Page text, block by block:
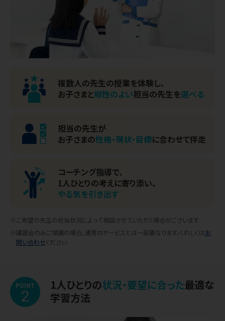
複数人の先生の授業を体験し、
お子さまと相性のよい担当の先生を選べる
担当の先生が
お子さまの性格・現状・目標に合わせて伴走
コーチング指導で、
1人ひとりの考えに寄り添い、
やる気を引き出す
※ご希望の先生の担当状況によって相談させていただく場合がございます
※講習会のみご受講の場合、通常のサービスとは一部異なります。くわしくはお
問い合わせください
POINT
2
1人ひとりの状況・要望に合った最適な
学習方法